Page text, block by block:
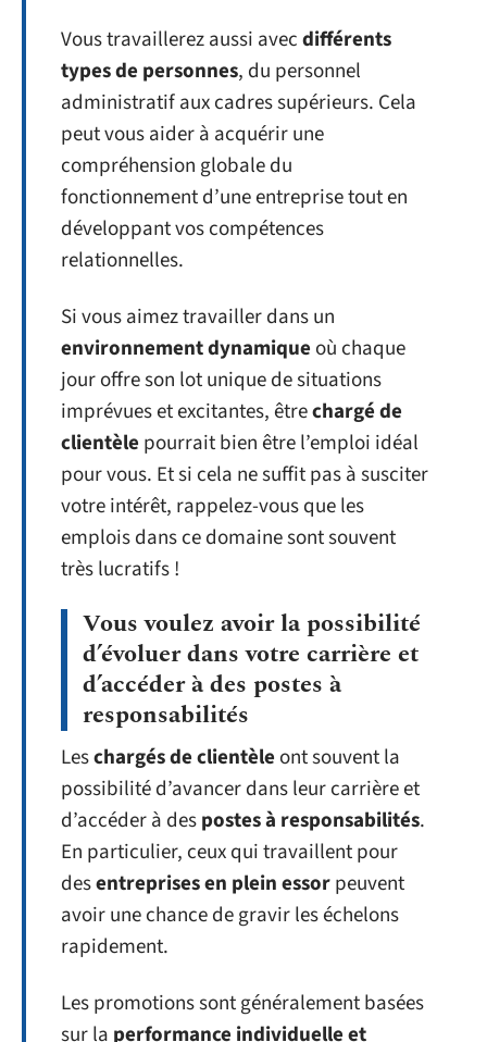
Vous travaillerez aussi avecdifférents
types de personnes, du personnel
administratif aux cadres supérieurs. Cela
peut vous aider à acquérir une
compréhension globale du
fonctionnement d’une entreprise tout en
développant vos compétences
relationnelles.
Si vous aimez travailler dans un
environnement dynamique où chaque
jour offre son lot unique de situations
imprévues et excitantes, êtrechargé de
clientèle pourrait bien être l’emploi idéal
pour vous. Et si cela ne suffit pas à susciter
votre intérêt, rappelez-vous que les
emplois dans ce domaine sont souvent
très lucratifs !
Vous voulez avoir la possibilité
d’évoluer dans votre carrière et
d’accéder à des postes à
responsabilités
Leschargés de clientèle ont souvent la
possibilité d’avancer dans leur carrière et
d’accéder à despostes à responsabilités.
En particulier, ceux qui travaillent pour
desentreprises en plein essorpeuvent
avoir une chance de gravir les échelons
rapidement.
Les promotions sont généralement basées
sur la performance individuelle et